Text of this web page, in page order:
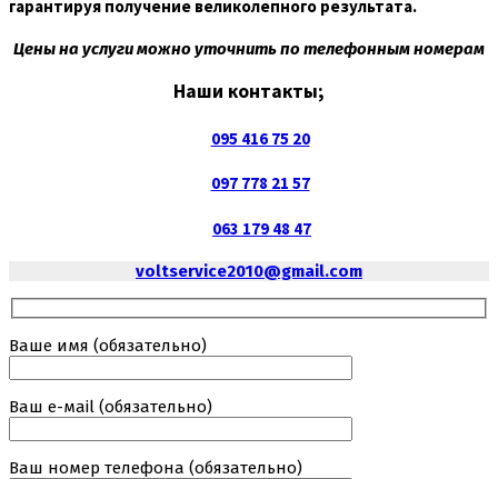
гарантируя получение великолепного результата.
Цены на услуги можно уточнить по телефонным номерам
Наши контакты;
095 416 75 20
097 778 21 57
063 179 48 47
voltservice2010@gmail.com
Ваше имя (обязательно)
Ваш е-маil (обязательно)
Ваш номер телефона (обязательно)